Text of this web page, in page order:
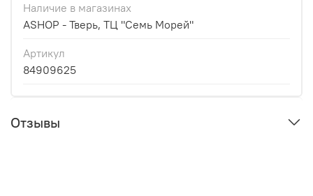
Наличие в магазинах
ASHOP - Тверь, ТЦ "Семь Морей"
Артикул
84909625
Отзывы